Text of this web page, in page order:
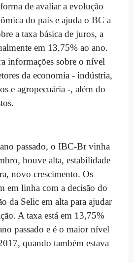
de avaliar a evolução
do país e ajuda o BC a
a taxa básica de juros, a
em 13,75% ao ano.
informações sobre o nível
da economia - indústria,
e agropecuária -, além do
passado, o IBC-Br vinha
houve alta, estabilidade
novo crescimento. Os
em linha com a decisão do
da Selic em alta para ajudar
A taxa está em 13,75%
passado e é o maior nível
quando também estava